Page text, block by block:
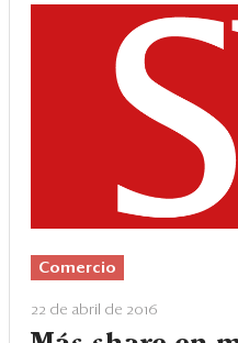
Comercio
22 de abril de 2016